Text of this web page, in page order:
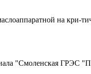
на кри-
"Смоленская